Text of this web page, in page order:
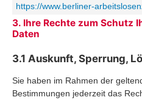
https://www.berliner-
3. Ihre Rechte zum Schutz
Daten
3.1 Auskunft, Sperrung,
Sie haben im Rahmen der
Bestimmungen jederzeit das